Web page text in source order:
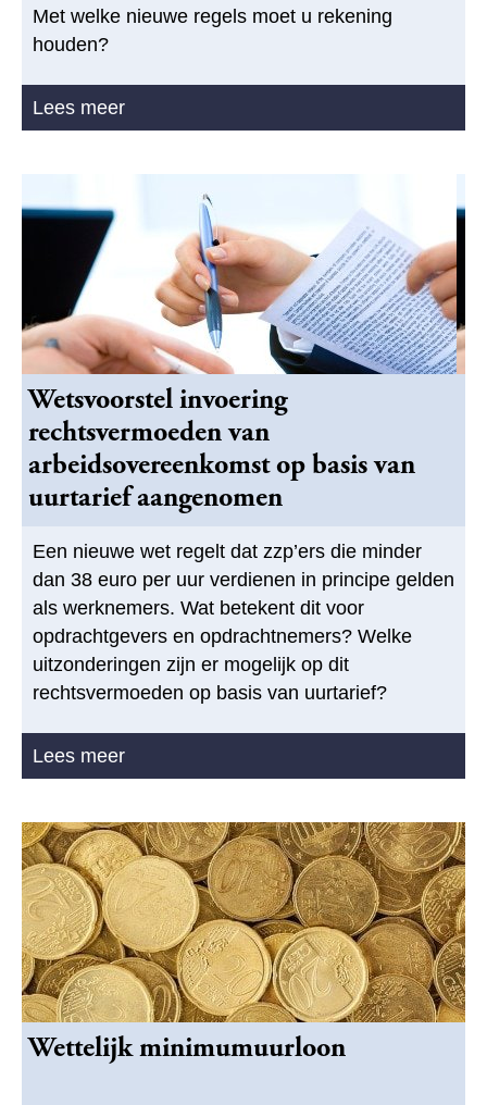
Met welke nieuwe regels moet u rekening
houden?
Lees meer
Wetsvoorstel invoering
rechtsvermoeden van
arbeidsovereenkomst op basis van
uurtarief aangenomen
Een nieuwe wet regelt dat zzp’ers die minder
dan 38 euro per uur verdienen in principe gelden
als werknemers. Wat betekent dit voor
opdrachtgevers en opdrachtnemers? Welke
uitzonderingen zijn er mogelijk op dit
rechtsvermoeden op basis van uurtarief?
Lees meer
Wettelijk minimumuurloon